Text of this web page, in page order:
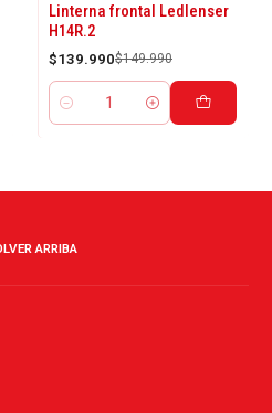
-7%
OFF
Linterna frontal Ledlenser
H14R.2
$139.990$149.990
Cantidad
ARRIBA